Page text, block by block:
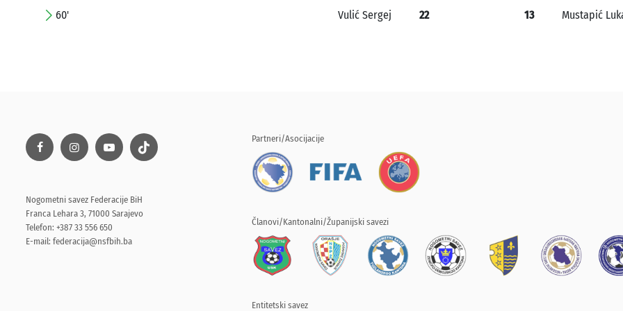
60' Vulić Sergej 22 13 Mustapić
Nogometni savez Federacije BiH
Franca Lehara 3, 71000 Sarajevo
Telefon: +387 33 556 650
E-mail: federacija@nsfbih.ba
Partneri/Asocijacije
Članovi/Kantonalni/Županijski savezi
Entitetski savez